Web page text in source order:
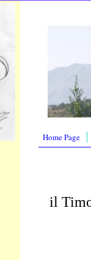
Home Page
il